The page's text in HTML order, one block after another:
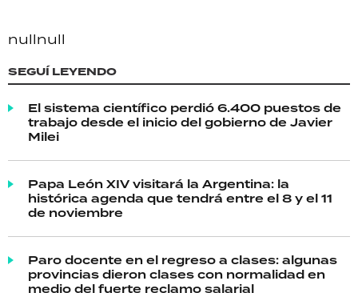
nullnull
SEGUÍ LEYENDO
El sistema científico perdió 6.400 puestos de
trabajo desde el inicio del gobierno de Javier
Milei
Papa León XIV visitará la Argentina: la
histórica agenda que tendrá entre el 8 y el 11
de noviembre
Paro docente en el regreso a clases: algunas
provincias dieron clases con normalidad en
medio del fuerte reclamo salarial